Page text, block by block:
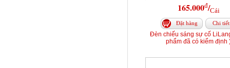
165.000đ/Cái
Đặt hàng Chi tiết
Đèn chiếu sáng sự cố
phẩm đã có kiểm định